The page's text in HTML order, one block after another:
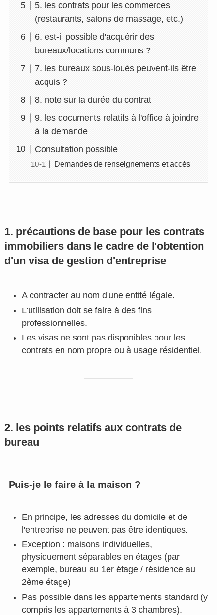
5. les contrats pour les commerces
(restaurants, salons de massage, etc.)
6. est-il possible d'acquérir des
bureaux/locations communs ?
7. les bureaux sous-loués peuvent-ils être
acquis ?
8. note sur la durée du contrat
9. les documents relatifs à l'office à joindre
à la demande
Consultation possible
Demandes de renseignements et accès
1. précautions de base pour les contrats
immobiliers dans le cadre de l'obtention
d'un visa de gestion d'entreprise
A contracter au nom d'une entité légale.
L'utilisation doit se faire à des fins
professionnelles.
Les visas ne sont pas disponibles pour les
contrats en nom propre ou à usage résidentiel.
2. les points relatifs aux contrats de
bureau
Puis-je le faire à la maison ?
En principe, les adresses du domicile et de
l'entreprise ne peuvent pas être identiques.
Exception : maisons individuelles,
physiquement séparables en étages (par
exemple, bureau au 1er étage / résidence au
2ème étage)
Pas possible dans les appartements standard (y
compris les appartements à 3 chambres).